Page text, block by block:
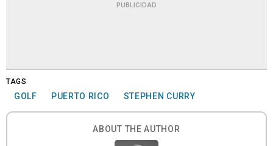
PUBLICIDAD
TAGS
GOLF PUERTO RICO STEPHEN CURRY
ABOUT THE AUTHOR